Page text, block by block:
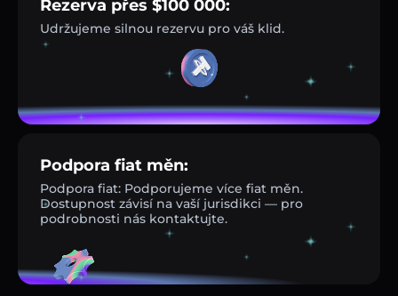
Rezerva přes $100 000:
Udržujeme silnou rezervu pro váš klid.
Podpora fiat měn:
Podpora fiat: Podporujeme více fiat měn.
Dostupnost závisí na vaší jurisdikci — pro
podrobnosti nás kontaktujte.